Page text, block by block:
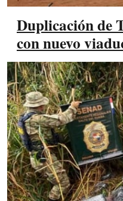
Duplicación de
con nuevo